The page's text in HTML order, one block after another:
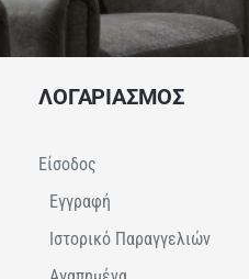
ΛΟΓΑΡΙΑΣΜΟΣ
Είσοδος
Εγγραφή
Ιστορικό Παραγγελιών